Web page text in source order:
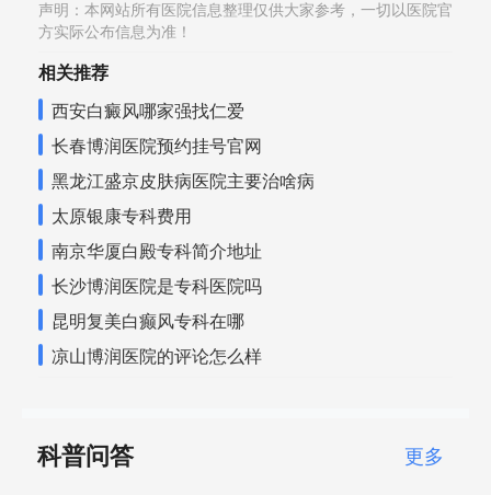
声明：本网站所有医院信息整理仅供大家参考，一切以医院官
方实际公布信息为准！
相关推荐
西安白癜风哪家强找仁爱
长春博润医院预约挂号官网
黑龙江盛京皮肤病医院主要治啥病
太原银康专科费用
南京华厦白殿专科简介地址
长沙博润医院是专科医院吗
昆明复美白癫风专科在哪
凉山博润医院的评论怎么样
科普问答 更多